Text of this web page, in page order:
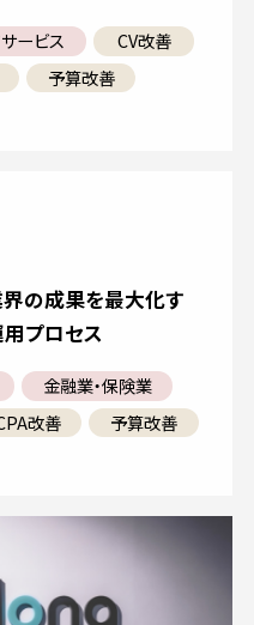
ービス
CV改善
予算改善
の成果を最大化す
プロセス
金融業・保険業
改善
予算改善